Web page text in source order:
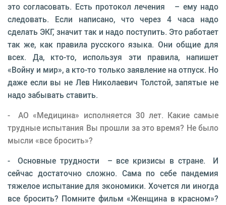
это согласовать. Есть протокол лечения – ему надо
следовать. Если написано, что через 4 часа надо
сделать ЭКГ, значит так и надо поступить. Это работает
так же, как правила русского языка. Они общие для
всех. Да, кто-то, используя эти правила, напишет
«Войну и мир», а кто-то только заявление на отпуск. Но
даже если вы не Лев Николаевич Толстой, запятые не
надо забывать ставить.
- АО «Медицина» исполняется 30 лет. Какие самые
трудные испытания Вы прошли за это время? Не было
мысли «все бросить»?
- Основные трудности – все кризисы в стране. И
сейчас достаточно сложно. Сама по себе пандемия
тяжелое испытание для экономики. Хочется ли иногда
все бросить? Помните фильм «Женщина в красном»?